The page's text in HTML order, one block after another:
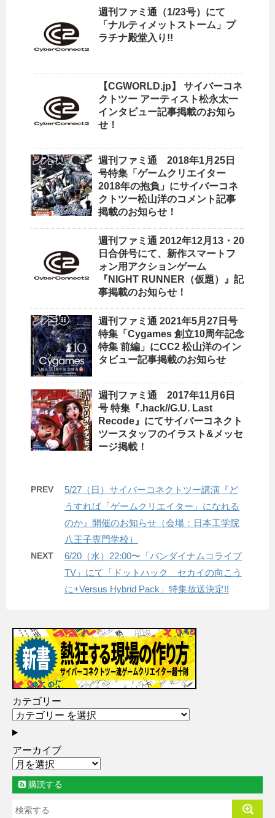
週刊ファミ通（1/23号）にて
「ナルティメットストーム」プ
ラチナ殿堂入り!!
【CGWORLD.jp】 サイバーコネ
クトツー アーティスト松永太一
インタビュー記事掲載のお知ら
せ！
週刊ファミ通 2018年1月25日
号特集「ゲームクリエイター
2018年の抱負」にサイバーコネ
クトツー松山洋のコメント記事
掲載のお知らせ！
週刊ファミ通 2012年12月13・20
日合併号にて、新作スマートフ
ォン用アクションゲーム
『NIGHT RUNNER（仮題）』記
事掲載のお知らせ！
週刊ファミ通 2021年5月27日号
特集「Cygames 創立10周年記念
特集 前編」にCC2 松山洋のイン
タビュー記事掲載のお知らせ
週刊ファミ通 2017年11月6日
号 特集『.hack//G.U. Last
Recode』にてサイバーコネクト
ツースタッフのイラスト&メッセ
ージ掲載！
PREV
5/27（日）サイバーコネクトツー講演『ど
うすれば「ゲームクリエイター」になれる
のか』開催のお知らせ（会場：日本工学院
八王子専門学校）
NEXT
6/20（水）22:00〜「バンダイナムコライブ
TV」にて「ドットハック セカイの向こう
に+Versus Hybrid Pack」特集放送決定!!
カテゴリー
アーカイブ
購読する